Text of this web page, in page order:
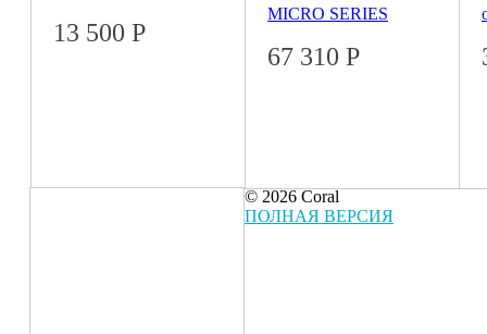
13 500 Р
MICRO SERIES
67 310 Р
© 2026 Coral
ПОЛНАЯ ВЕРСИЯ